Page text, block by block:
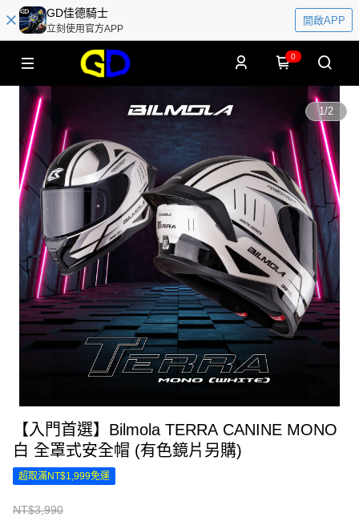
GD佳德騎士
立刻使用官方APP
開啟APP
0
1/2
【入門首選】Bilmola TERRA CANINE MONO
白 全罩式安全帽 (有色鏡片另購)
超取滿NT$1,999免運
NT$3,990